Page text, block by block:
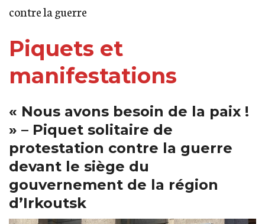
contre la guerre
Piquets et
manifestations
« Nous avons besoin de la paix !
» – Piquet solitaire de
protestation contre la guerre
devant le siège du
gouvernement de la région
d’Irkoutsk